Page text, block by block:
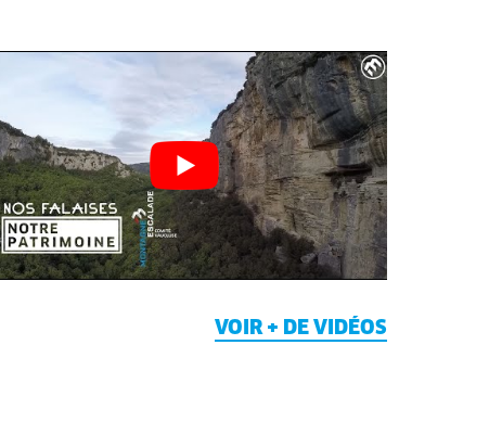
VOIR + DE VIDÉOS